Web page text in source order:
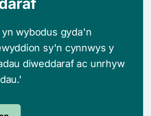
wybodus gyda'n
sy'n cynnwys y
diweddaraf ac unrhyw